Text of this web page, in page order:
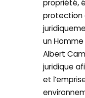
propriété,
protection
un Homme
Albert
juridique
et